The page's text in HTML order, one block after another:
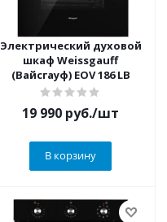
Электрический духовой
шкаф Weissgauff
(Вайсгауф) EOV 186 LB
19 990 руб./шт
В корзину